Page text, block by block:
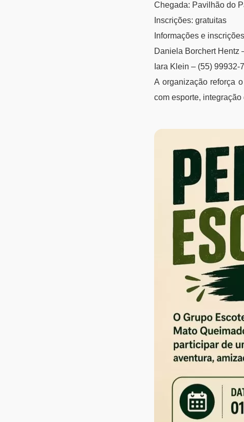
Chegada: Pavilhão do
Inscrições: gratuitas
Informações e
Daniela Borchert Hentz
Iara Klein – (55) 99932-
A organização reforça
com esporte,